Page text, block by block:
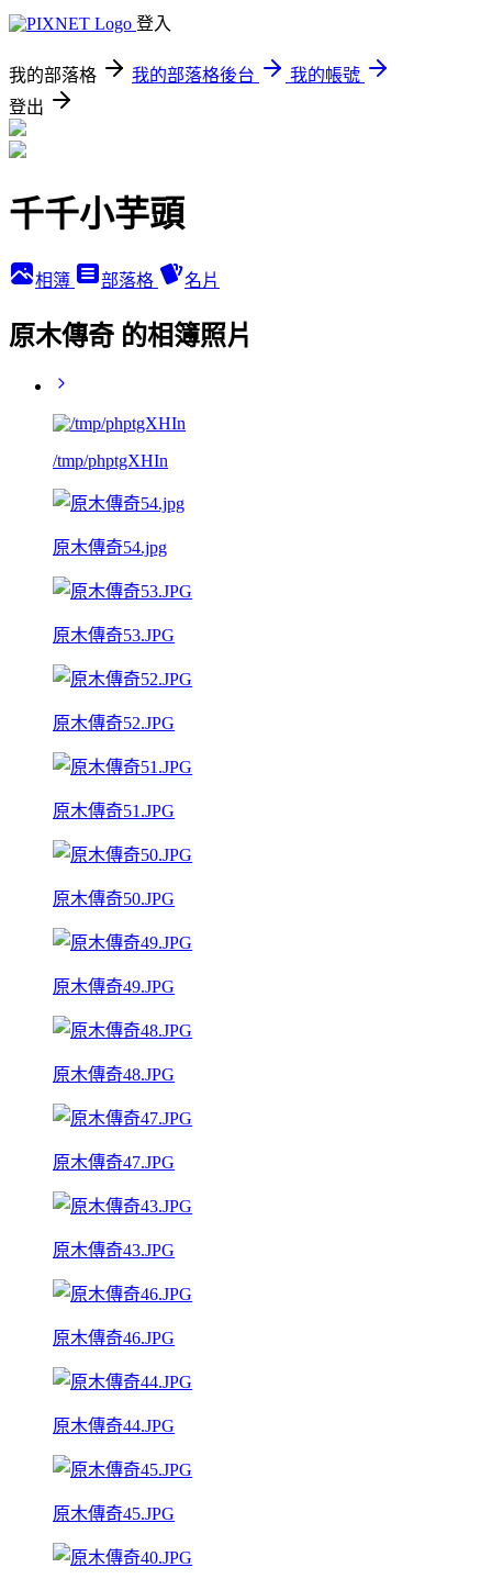
登入
我的部落格 我的部落格後台
我的帳號
登出
千千小芋頭
相簿 部落格 名片
原木傳奇 的相簿照片
/tmp/phptgXHIn
原木傳奇54.jpg
原木傳奇53.JPG
原木傳奇52.JPG
原木傳奇51.JPG
原木傳奇50.JPG
原木傳奇49.JPG
原木傳奇48.JPG
原木傳奇47.JPG
原木傳奇43.JPG
原木傳奇46.JPG
原木傳奇44.JPG
原木傳奇45.JPG